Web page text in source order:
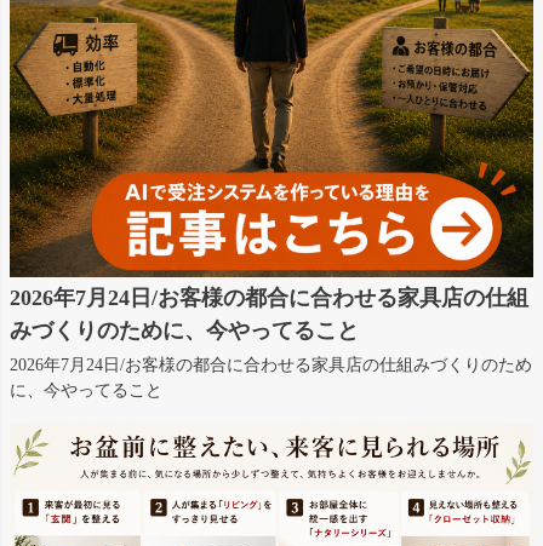
2026年7月24日/お客様の都合に合わせる家具店の仕組
みづくりのために、今やってること
2026年7月24日/お客様の都合に合わせる家具店の仕組みづくりのため
に、今やってること